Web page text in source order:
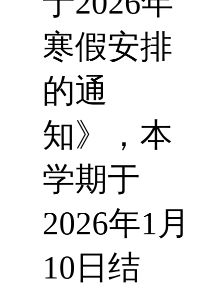
寒假安排
的通
知》，本
学期于
2026年1月
10日结